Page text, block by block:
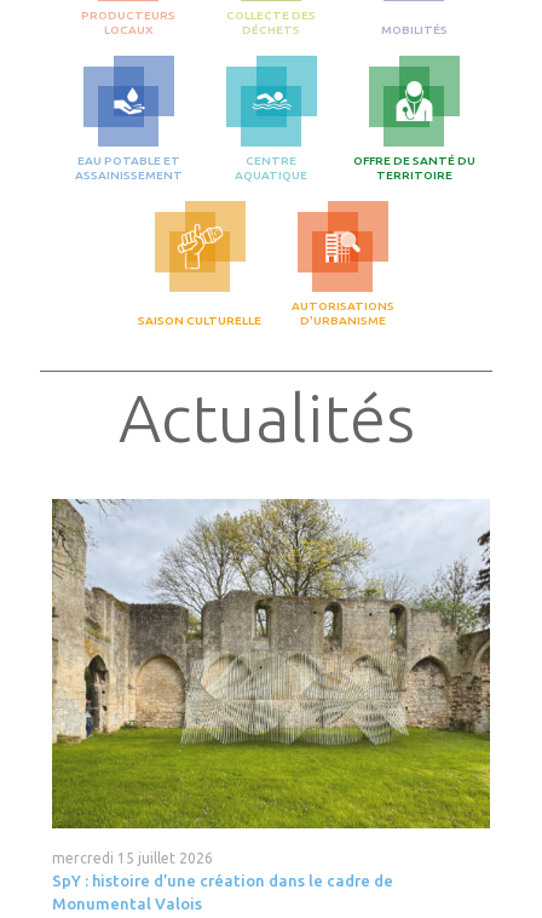
PRODUCTEURS
LOCAUX
COLLECTE DES
DÉCHETS
MOBILITÉS
EAU POTABLE ET
ASSAINISSEMENT
CENTRE
AQUATIQUE
OFFRE DE SANTÉ DU
TERRITOIRE
SAISON CULTURELLE
AUTORISATIONS
D'URBANISME
Actualités
mercredi 15 juillet 2026
SpY : histoire d’une création dans le cadre de
Monumental Valois